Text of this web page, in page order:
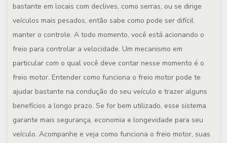
bastante em locais com declives, como serras, ou se dirige
veículos mais pesados, então sabe como pode ser difícil
manter o controle. A todo momento, você está acionando o
freio para controlar a velocidade. Um mecanismo em
particular com o qual você deve contar nesse momento é o
freio motor. Entender como funciona o freio motor pode te
ajudar bastante na condução do seu veículo e trazer alguns
benefícios a longo prazo. Se for bem utilizado, esse sistema
garante mais segurança, economia e longevidade para seu
veículo. Acompanhe e veja como funciona o freio motor, suas